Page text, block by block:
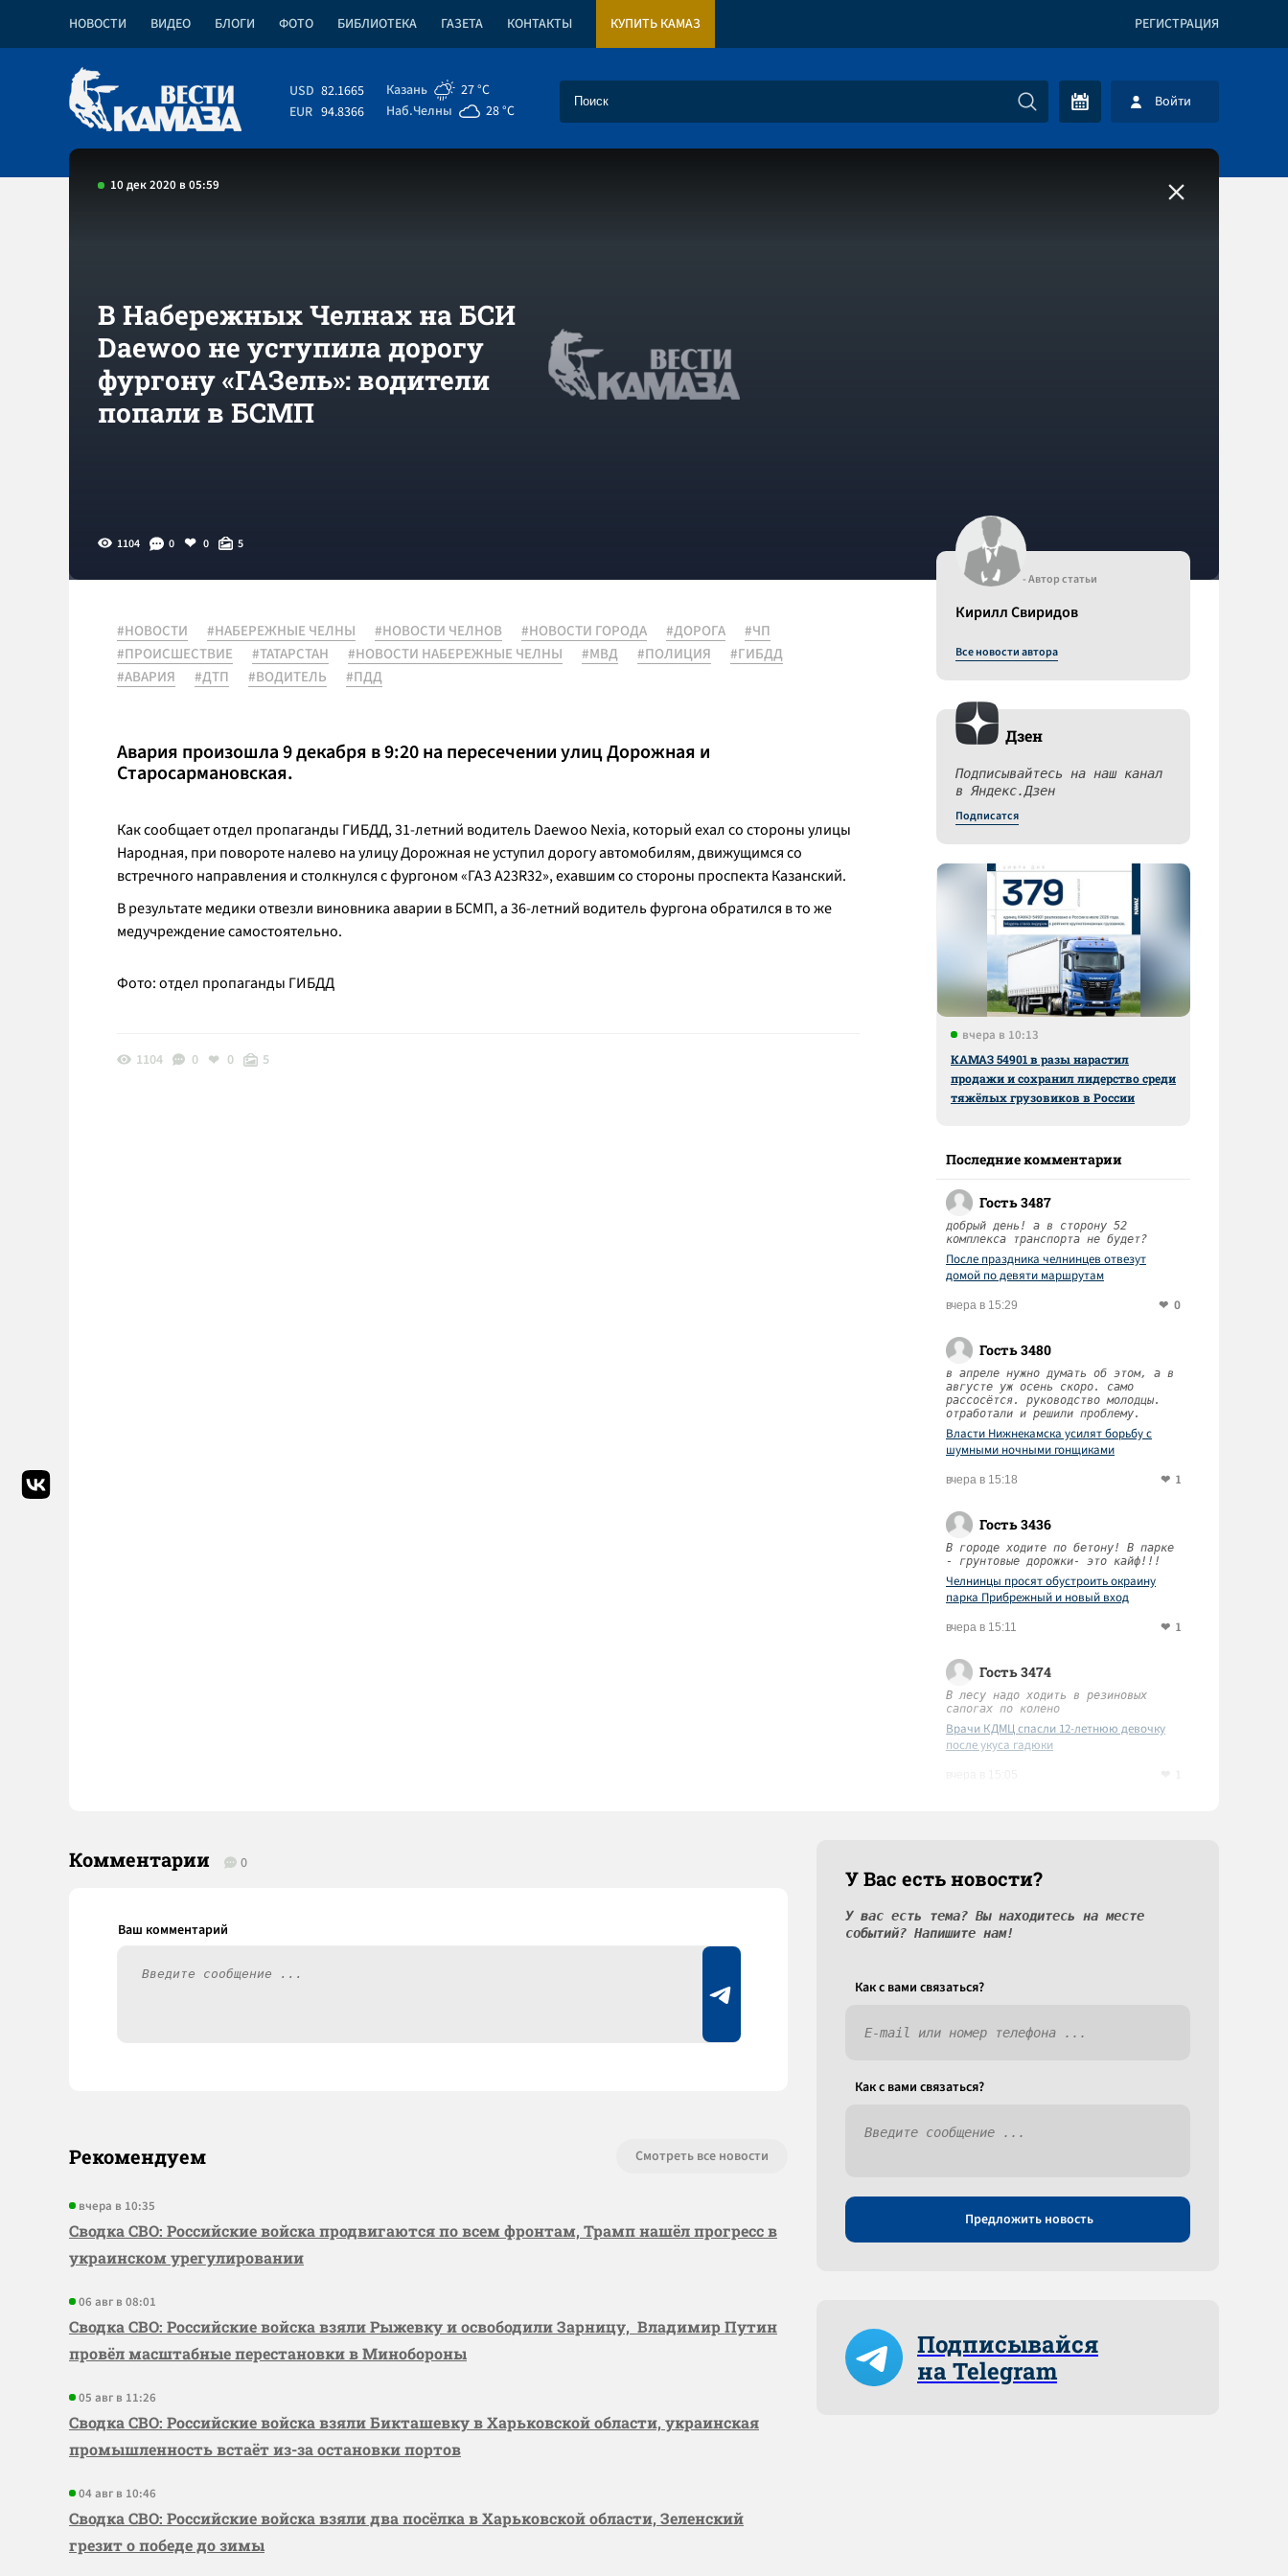
НОВОСТИ ВИДЕО БЛОГИ ФОТО БИБЛИОТЕКА ГАЗЕТА КОНТАКТЫ КУПИТЬ КАМАЗ РЕГИСТРАЦИЯ
USD 82.1665
EUR 94.8366
Казань
27 °C
Наб.Челны
28 °C Войти
10 дек 2020 в 05:59
В Набережных Челнах на БСИ
Daewoo не уступила дорогу
фургону «ГАЗель»: водители
попали в БСМП
1104 0 0 5
#НОВОСТИ #НАБЕРЕЖНЫЕ ЧЕЛНЫ #НОВОСТИ ЧЕЛНОВ #НОВОСТИ ГОРОДА #ДОРОГА
#ЧП
#ПРОИСШЕСТВИЕ
#ТАТАРСТАН #НОВОСТИ НАБЕРЕЖНЫЕ ЧЕЛНЫ #МВД #ПОЛИЦИЯ
#ГИБДД
#АВАРИЯ
#ДТП #ВОДИТЕЛЬ #ПДД
Авария произошла 9 декабря в 9:20 на пересечении улиц Дорожная и
Старосармановская.
Как сообщает отдел пропаганды ГИБДД, 31-летний водитель Daewoo Nexia, который ехал со стороны улицы
Народная, при повороте налево на улицу Дорожная не уступил дорогу автомобилям, движущимся со
встречного направления и столкнулся с фургоном «ГАЗ А23R32», ехавшим со стороны проспекта Казанский.
В результате медики отвезли виновника аварии в БСМП, а 36-летний водитель фургона обратился в то же
медучреждение самостоятельно.
Фото: отдел пропаганды ГИБДД
1104 0 0 5
- Автор статьи
Кирилл Свиридов
Все новости автора
Дзен
Подписывайтесь на наш канал
в Яндекс.Дзен
Подписатся
вчера в 10:13
КАМАЗ 54901 в разы нарастил
продажи и сохранил лидерство среди
тяжёлых грузовиков в России
Последние комментарии
Гость 3487
добрый день! а в сторону 52
комплекса транспорта не будет?
После праздника челнинцев отвезут
домой по девяти маршрутам
вчера в 15:29 0
Гость 3480
в апреле нужно думать об этом, а в
августе уж осень скоро. само
рассосётся. руководство молодцы.
отработали и решили проблему.
Власти Нижнекамска усилят борьбу с
шумными ночными гонщиками
вчера в 15:18 1
Гость 3436
В городе ходите по бетону! В парке
- грунтовые дорожки- это кайф!!!
Челнинцы просят обустроить окраину
парка Прибрежный и новый вход
вчера в 15:11 1
Гость 3474
В лесу надо ходить в резиновых
сапогах по колено
Врачи КДМЦ спасли 12-летнюю девочку
после укуса гадюки
Комментарии 0
Рекомендуем Смотреть все новости
вчера в 10:35
Сводка СВО: Российские войска продвигаются по всем фронтам, Трамп нашёл прогресс в
украинском урегулировании
06 авг в 08:01
Сводка СВО: Российские войска взяли Рыжевку и освободили Зарницу, Владимир Путин
провёл масштабные перестановки в Минобороны
05 авг в 11:26
Сводка СВО: Российские войска взяли Бикташевку в Харьковской области, украинская
промышленность встаёт из-за остановки портов
04 авг в 10:46
Сводка СВО: Российские войска взяли два посёлка в Харьковской области, Зеленский
грезит о победе до зимы
У Вас есть новости?
У вас есть тема? Вы находитесь на месте
событий? Напишите нам!
Как c вами связаться?
Как c вами связаться?
Предложить новость
Подписывайся
на Telegram